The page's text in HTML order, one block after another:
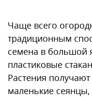
Чаще всего
традиционным
семена в большой
пластиковые
Растения
маленькие